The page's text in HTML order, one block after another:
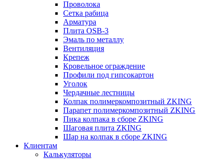
Проволока
Сетка рабица
Арматура
Плита OSB-3
Эмаль по металлу
Вентиляция
Крепеж
Кровельное ограждение
Профили под гипсокартон
Уголок
Чердачные лестницы
Колпак полимеркомпозитный ZKING
Парапет полимеркомпозитный ZKING
Пика колпака в сборе ZKING
Шаговая плита ZKING
Шар на колпак в сборе ZKING
Клиентам
Калькуляторы